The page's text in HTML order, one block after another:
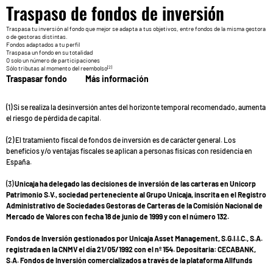
Traspaso de fondos de inversión
Traspasa tu inversión al fondo que mejor se adapta a tus objetivos, entre fondos de la misma gestora
o de gestoras distintas.
Fondos adaptados a tu perfil
Traspasa un fondo en su totalidad
O solo un número de participaciones
Sólo tributas al momento del reembolso(2)
Traspasar fondo Más información
(1) Si se realiza la desinversión antes del horizonte temporal recomendado, aumenta
el riesgo de pérdida de capital.
(2) El tratamiento fiscal de fondos de inversión es de carácter general. Los
beneficios y/o ventajas fiscales se aplican a personas físicas con residencia en
España.
(3)Unicaja ha delegado las decisiones de inversión de las carteras en Unicorp
Patrimonio S.V., sociedad perteneciente al Grupo Unicaja, inscrita en el Registro
Administrativo de Sociedades Gestoras de Carteras de la Comisión Nacional de
Mercado de Valores con fecha 18 de junio de 1999 y con el número 132.
Fondos de Inversión gestionados por Unicaja Asset Management, S.G.I.I.C., S.A.
registrada en la CNMV el día 21/05/1992 con el nº 154. Depositaria: CECABANK,
S.A. Fondos de Inversión comercializados a través de la plataforma Allfunds